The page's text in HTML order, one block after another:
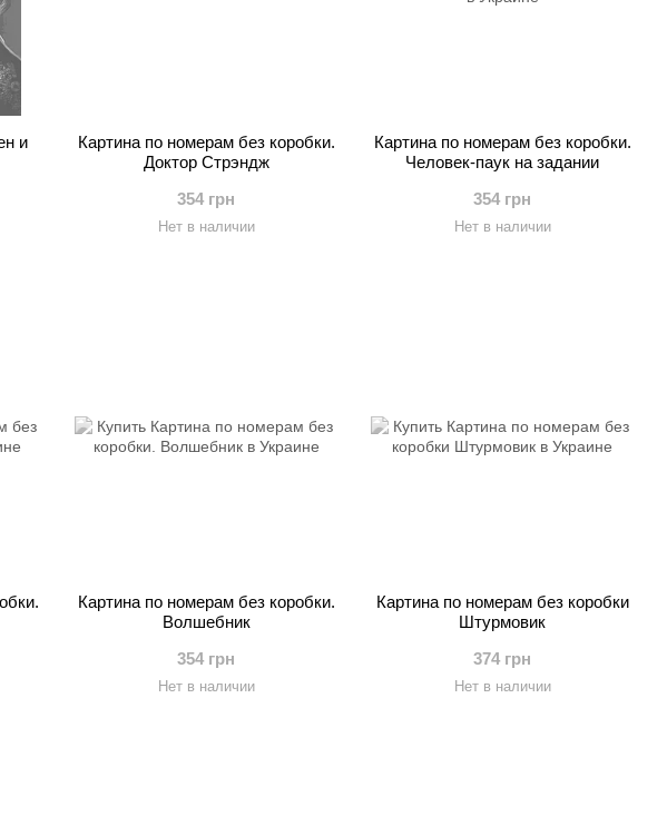
и
Картина по номерам без коробки.
Доктор Стрэндж
354 грн
Нет в наличии
Картина по номерам без коробки.
Человек-паук на задании
354 грн
Нет в наличии
Картина по номерам без коробки.
Волшебник
354 грн
Нет в наличии
Картина по номерам без коробки
Штурмовик
374 грн
Нет в наличии